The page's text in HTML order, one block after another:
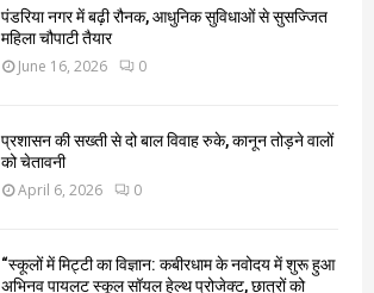
पंडरिया नगर में बढ़ी रौनक, आधुनिक सुविधाओं से सुसज्जित
महिला चौपाटी तैयार
June 16, 2026 0
प्रशासन की सख्ती से दो बाल विवाह रुके, कानून तोड़ने वालों
को चेतावनी
April 6, 2026 0
“स्कूलों में मिट्टी का विज्ञान: कबीरधाम के नवोदय में शुरू हुआ
अभिनव पायलट स्कूल सॉयल हेल्थ प्रोजेक्ट, छात्रों को